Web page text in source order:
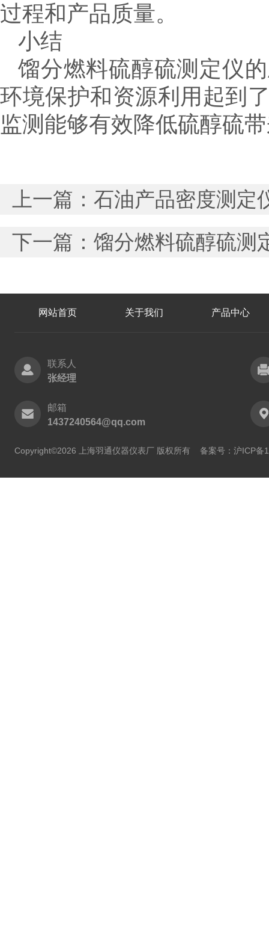
过程和产品质量。
小结
馏分燃料硫醇硫测定仪
环境保护和资源利用起到
监测能够有效降低硫醇硫
上一篇： 石油产品密度测定
下一篇： 馏分燃料硫醇硫测
网站首页 关于我们 产品中心
联系人
张经理
邮箱
1437240564@qq.com
Copyright©2026 上海羽通仪器仪表厂 版权所有 备案号：沪ICP备